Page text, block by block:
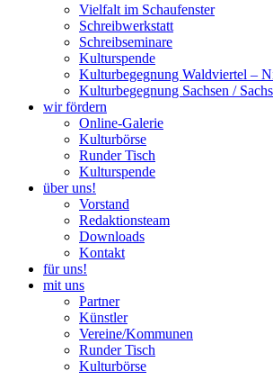
Vielfalt im Schaufenster
Schreibwerkstatt
Schreibseminare
Kulturspende
Kulturbegegnung Waldviertel –
Kulturbegegnung Sachsen /
wir fördern
Online-Galerie
Kulturbörse
Runder Tisch
Kulturspende
über uns!
Vorstand
Redaktionsteam
Downloads
Kontakt
für uns!
mit uns
Partner
Künstler
Vereine/Kommunen
Runder Tisch
Kulturbörse